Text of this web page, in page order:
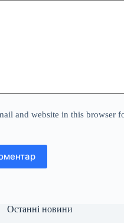
and website in this browser
Останні новини